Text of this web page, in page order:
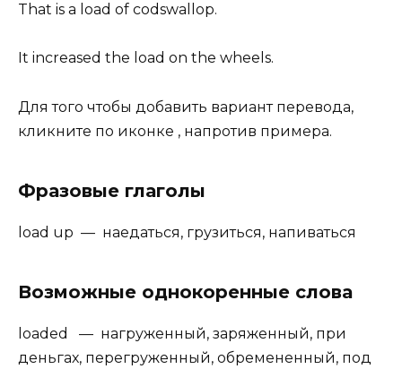
That is a load of codswallop.
It increased the load on the wheels.
Для того чтобы добавить вариант перевода,
кликните по иконке , напротив примера.
Фразовые глаголы
load up — наедаться, грузиться, напиваться
Возможные однокоренные слова
loaded — нагруженный, заряженный, при
деньгах, перегруженный, обремененный, под